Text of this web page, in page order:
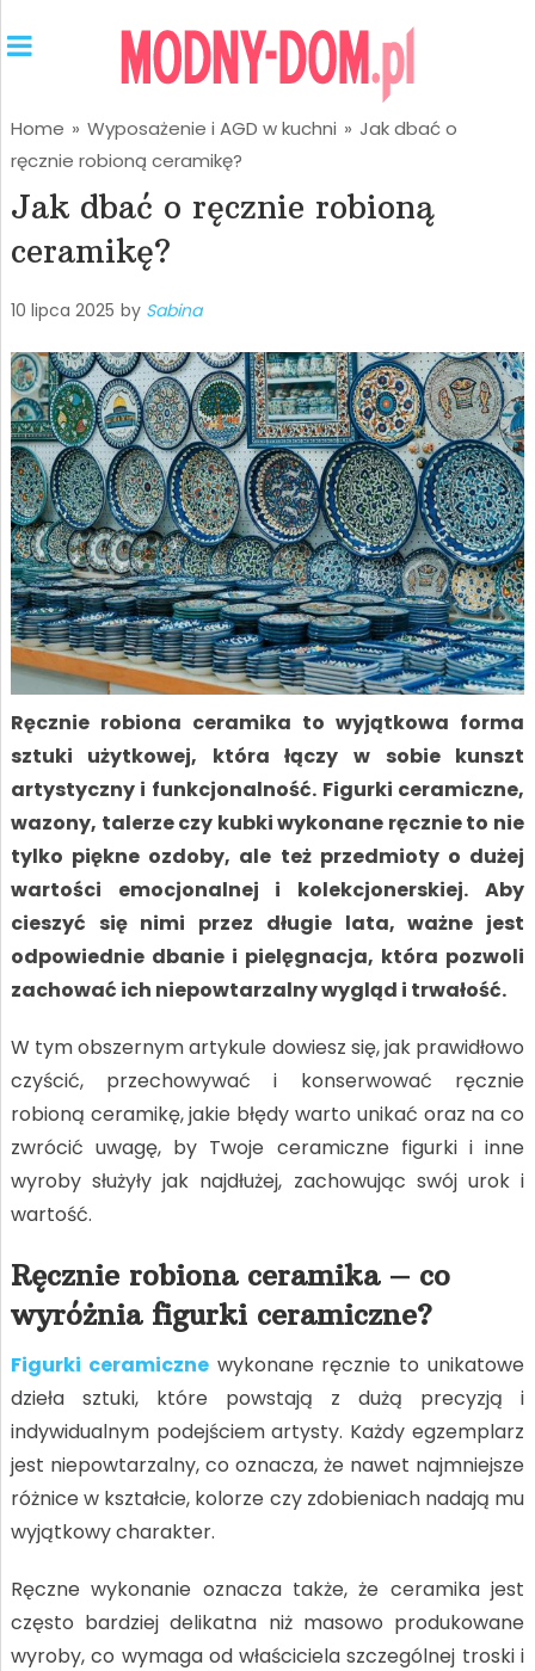
Home » Wyposażenie i AGD w kuchni » Jak dbać o
ręcznie robioną ceramikę?
Jak dbać o ręcznie robioną
ceramikę?
10 lipca 2025 by Sabina
Ręcznie robiona ceramika to wyjątkowa forma
sztuki użytkowej, która łączy w sobie kunszt
artystyczny i funkcjonalność. Figurki ceramiczne,
wazony, talerze czy kubki wykonane ręcznie to nie
tylko piękne ozdoby, ale też przedmioty o dużej
wartości emocjonalnej i kolekcjonerskiej. Aby
cieszyć się nimi przez długie lata, ważne jest
odpowiednie dbanie i pielęgnacja, która pozwoli
zachować ich niepowtarzalny wygląd i trwałość.
W tym obszernym artykule dowiesz się, jak prawidłowo
czyścić, przechowywać i konserwować ręcznie
robioną ceramikę, jakie błędy warto unikać oraz na co
zwrócić uwagę, by Twoje ceramiczne figurki i inne
wyroby służyły jak najdłużej, zachowując swój urok i
wartość.
Ręcznie robiona ceramika – co
wyróżnia figurki ceramiczne?
Figurki ceramicznewykonane ręcznie to unikatowe
dzieła sztuki, które powstają z dużą precyzją i
indywidualnym podejściem artysty. Każdy egzemplarz
jest niepowtarzalny, co oznacza, że nawet najmniejsze
różnice w kształcie, kolorze czy zdobieniach nadają mu
wyjątkowy charakter.
Ręczne wykonanie oznacza także, że ceramika jest
często bardziej delikatna niż masowo produkowane
wyroby, co wymaga od właściciela szczególnej troski i